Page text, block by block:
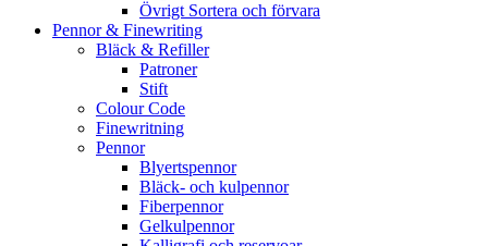
Övrigt Sortera och förvara
Pennor & Finewriting
Bläck & Refiller
Patroner
Stift
Colour Code
Finewritning
Pennor
Blyertspennor
Bläck- och kulpennor
Fiberpennor
Gelkulpennor